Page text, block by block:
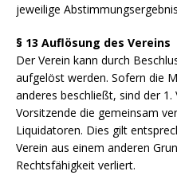
jeweilige
§ 13 Auflösung des Vereins
Der Verein kann durch
aufgelöst werden. Sofern die
anderes beschließt, sind der 1.
Vorsitzende die gemeinsam
Liquidatoren. Dies gilt
Verein aus einem anderen
Rechtsfähigkeit verliert.